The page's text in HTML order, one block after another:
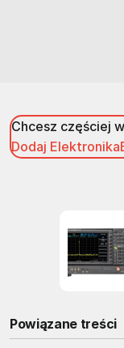
Chcesz częściej
Dodaj
Powiązane treści